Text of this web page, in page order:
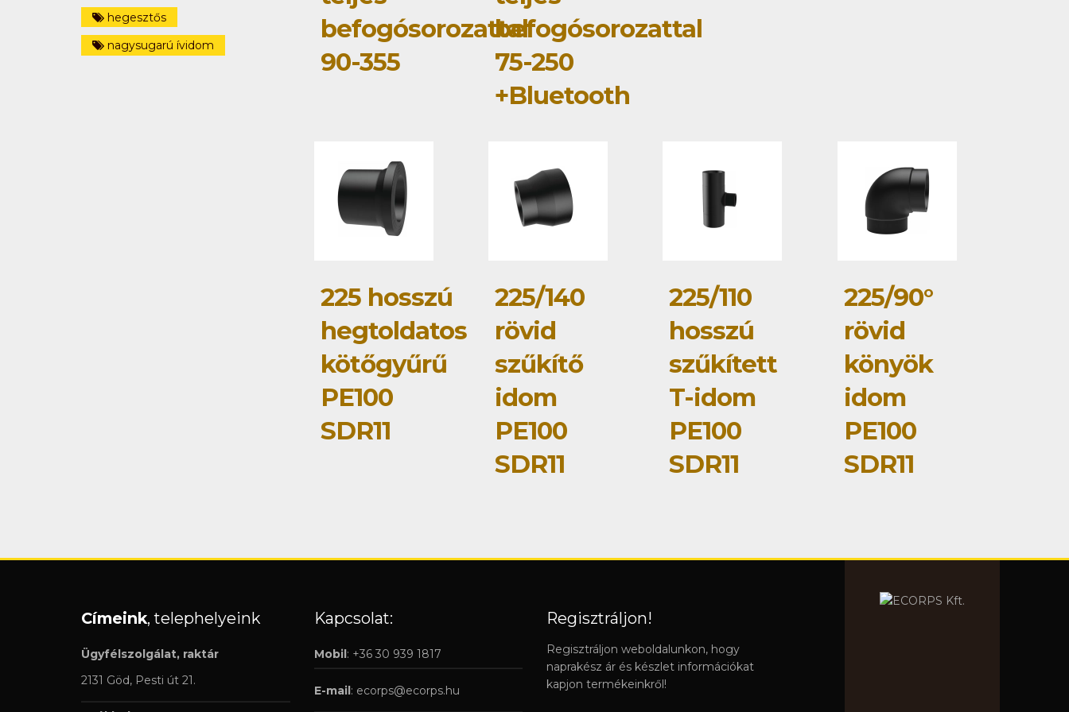
hegesztős
nagysugarú ívidom
befogósorozattal
90-355
befogósorozattal
75-250
+Bluetooth
225 hosszú
hegtoldatos
kötőgyűrű
PE100
SDR11
225/140
rövid
szűkítő
idom
PE100
SDR11
225/110
hosszú
szűkített
T-idom
PE100
SDR11
225/90°
rövid
könyök
idom
PE100
SDR11
Címeink, telephelyeink
Ügyfélszolgálat, raktár
2131 Göd, Pesti út 21.
Kapcsolat:
Mobil: +36 30 939 1817
E-mail: ecorps@ecorps.hu
Regisztráljon!
Regisztráljon weboldalunkon, hogy
naprakész ár és készlet információkat
kapjon termékeinkről!